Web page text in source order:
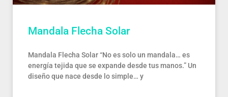
Mandala Flecha Solar
Mandala Flecha Solar “No es solo un mandala… es
energía tejida que se expande desde tus manos.” Un
diseño que nace desde lo simple… y